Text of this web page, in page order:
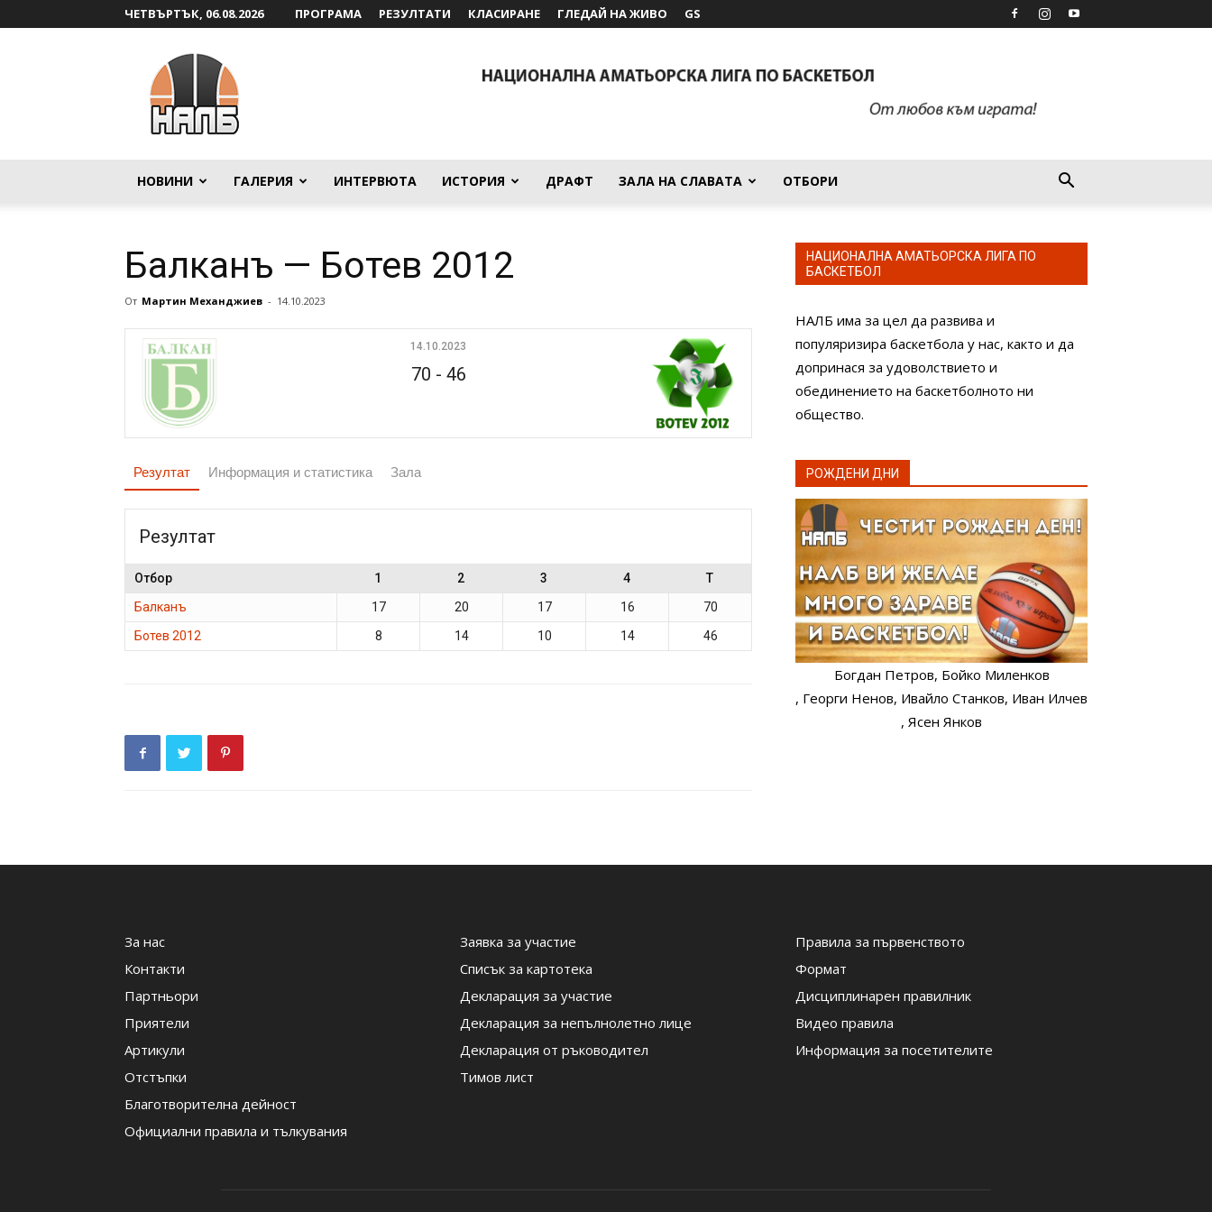
ЧЕТВЪРТЪК, 06.08.2026 ПРОГРАМА РЕЗУЛТАТИ КЛАСИРАНЕ ГЛЕДАЙ НА ЖИВО GS
НОВИНИ ГАЛЕРИЯ ИНТЕРВЮТА ИСТОРИЯ ДРАФТ ЗАЛА НА СЛАВАТА ОТБОРИ
Балканъ — Ботев 2012
От Мартин Механджиев - 14.10.2023
14.10.2023
70 - 46
Резултат Информация и статистика Зала
Резултат
Отбор 1 2 3 4
T
Балканъ
17 20 17 16
70
Ботев 2012
8 14 10 14 46
НАЦИОНАЛНА АМАТЬОРСКА ЛИГА ПО
БАСКЕТБОЛ
НАЛБ има за цел да развива и
популяризира баскетбола у нас, както и да
допринася за удоволствието и
обединението на баскетболното ни
общество.
РОЖДЕНИ ДНИ
Богдан Петров, Бойко Миленков
, Георги Ненов, Ивайло Станков, Иван Илчев
, Ясен Янков
За нас
Контакти
Партньори
Приятели
Артикули
Отстъпки
Благотворителна дейност
Официални правила и тълкувания
Заявка за участие
Списък за картотека
Декларация за участие
Декларация за непълнолетно лице
Декларация от ръководител
Тимов лист
Правила за първенството
Формат
Дисциплинарен правилник
Видео правила
Информация за посетителите